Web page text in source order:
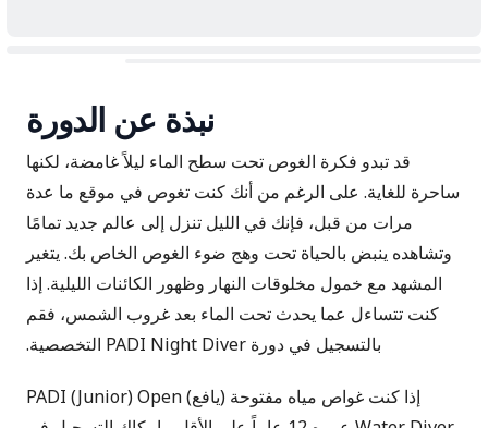
نبذة عن الدورة
قد تبدو فكرة الغوص تحت سطح الماء ليلاً غامضة، لكنها
ساحرة للغاية. على الرغم من أنك كنت تغوص في موقع ما عدة
مرات من قبل، فإنك في الليل تنزل إلى عالم جديد تمامًا
وتشاهده ينبض بالحياة تحت وهج ضوء الغوص الخاص بك. يتغير
المشهد مع خمول مخلوقات النهار وظهور الكائنات الليلية. إذا
كنت تتساءل عما يحدث تحت الماء بعد غروب الشمس، فقم
بالتسجيل في دورة PADI Night Diver التخصصية.
إذا كنت غواص مياه مفتوحة (يافع) PADI (Junior) Open